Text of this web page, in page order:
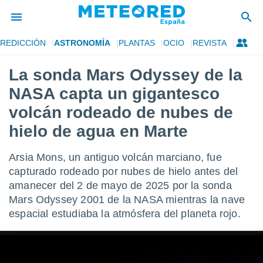
de
por
la
que se
calidad.
las
y
forma
digital
ASTRONOMÍA PLANTAS OCIO REVISTA
La sonda Mars Odyssey de la
NASA capta un gigantesco
volcán rodeado de nubes de
hielo de agua en Marte
Arsia Mons, un antiguo volcán marciano, fue
capturado rodeado por nubes de hielo antes del
amanecer del 2 de mayo de 2025 por la sonda
Mars Odyssey 2001 de la NASA mientras la nave
espacial estudiaba la atmósfera del planeta rojo.